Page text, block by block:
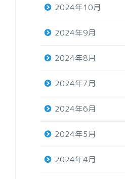
2024年10月
2024年9月
2024年8月
2024年7月
2024年6月
2024年5月
2024年4月